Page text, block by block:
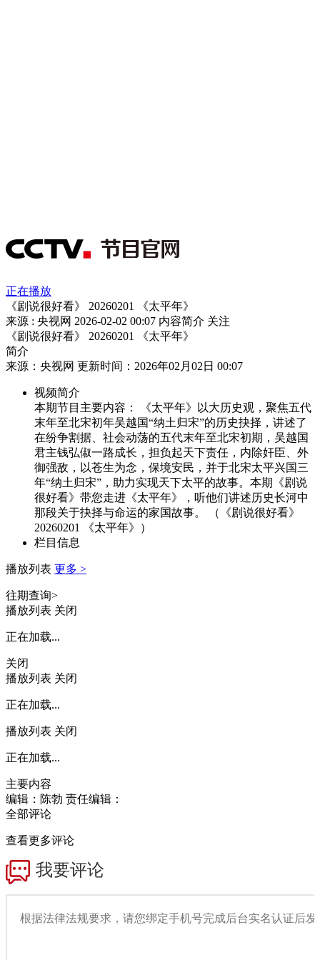
正在播放
《剧说很好看》 20260201 《太平年》
来源 : 央视网 2026-02-02 00:07 内容简介 关注
《剧说很好看》 20260201 《太平年》
简介
来源：央视网 更新时间：2026年02月02日 00:07
视频简介
本期节目主要内容： 《太平年》以大历史观，聚焦五代
末年至北宋初年吴越国“纳土归宋”的历史抉择，讲述了
在纷争割据、社会动荡的五代末年至北宋初期，吴越国
君主钱弘俶一路成长，担负起天下责任，内除奸臣、外
御强敌，以苍生为念，保境安民，并于北宋太平兴国三
年“纳土归宋”，助力实现天下太平的故事。本期《剧说
很好看》带您走进《太平年》，听他们讲述历史长河中
那段关于抉择与命运的家国故事。 （《剧说很好看》
20260201 《太平年》）
栏目信息
播放列表 更多 >
往期查询>
播放列表 关闭
正在加载...
关闭
播放列表 关闭
正在加载...
播放列表 关闭
正在加载...
主要内容
编辑：陈勃 责任编辑：
全部评论
查看更多评论